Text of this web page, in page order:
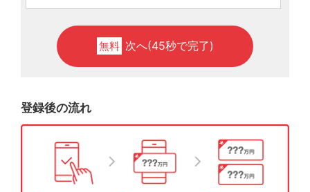
無料 次へ(45秒で完了)
登録後の流れ